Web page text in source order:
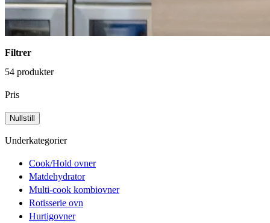
Filtrer
54 produkter
Pris
Underkategorier
Cook/Hold ovner
Matdehydrator
Multi-cook kombiovner
Rotisserie ovn
Hurtigovner